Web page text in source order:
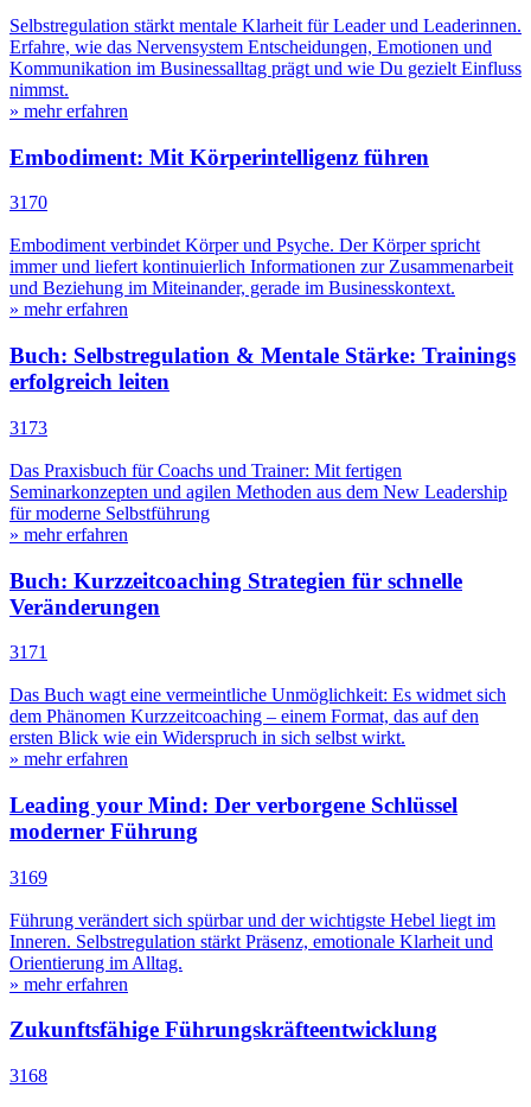
Selbstregulation stärkt mentale Klarheit für Leader und Leaderinnen.
Erfahre, wie das Nervensystem Entscheidungen, Emotionen und
Kommunikation im Businessalltag prägt und wie Du gezielt Einfluss
nimmst.
» mehr erfahren
Embodiment: Mit Körperintelligenz führen
3170
Embodiment verbindet Körper und Psyche. Der Körper spricht
immer und liefert kontinuierlich Informationen zur Zusammenarbeit
und Beziehung im Miteinander, gerade im Businesskontext.
» mehr erfahren
Buch: Selbstregulation & Mentale Stärke: Trainings
erfolgreich leiten
3173
Das Praxisbuch für Coachs und Trainer: Mit fertigen
Seminarkonzepten und agilen Methoden aus dem New Leadership
für moderne Selbstführung
» mehr erfahren
Buch: Kurzzeitcoaching Strategien für schnelle
Veränderungen
3171
Das Buch wagt eine vermeintliche Unmöglichkeit: Es widmet sich
dem Phänomen Kurzzeitcoaching – einem Format, das auf den
ersten Blick wie ein Widerspruch in sich selbst wirkt.
» mehr erfahren
Leading your Mind: Der verborgene Schlüssel
moderner Führung
3169
Führung verändert sich spürbar und der wichtigste Hebel liegt im
Inneren. Selbstregulation stärkt Präsenz, emotionale Klarheit und
Orientierung im Alltag.
» mehr erfahren
Zukunftsfähige Führungskräfteentwicklung
3168